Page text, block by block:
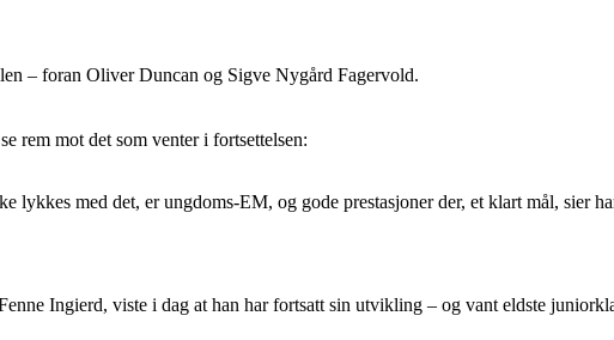
– foran Oliver Duncan og Sigve Nygård Fagervold.
rem mot det som venter i fortsettelsen:
med det, er ungdoms-EM, og gode prestasjoner der, et klart mål, sier
Ingierd, viste i dag at han har fortsatt sin utvikling – og vant eldste